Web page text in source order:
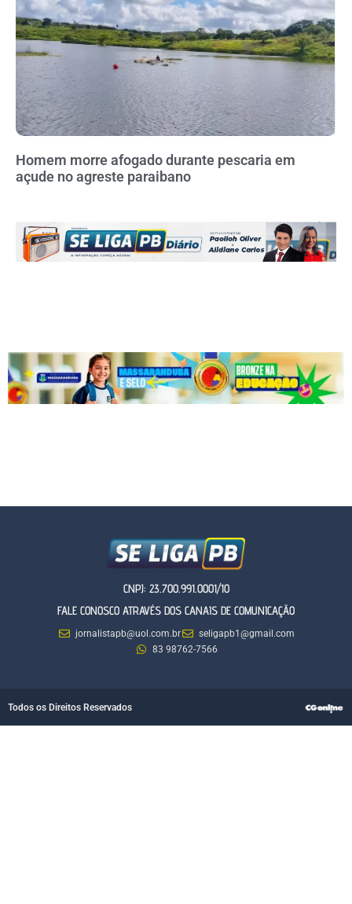
Homem morre afogado durante pescaria em
açude no agreste paraibano
CNPJ: 23.700.991.0001/10
FALE CONOSCO ATRAVÉS DOS CANAIS DE COMUNICAÇÃO
jornalistapb@uol.com.br
seligapb1@gmail.com
83 98762-7566
Todos os Direitos Reservados